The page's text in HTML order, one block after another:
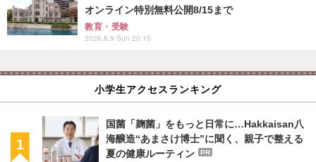
オンライン特別無料公開8/15まで
教育・受験
2026.8.9 Sun 20:15
小学生アクセスランキング
国菌「麹菌」をもっと日常に…Hakkaisan八
海醸造“あまさけ博士”に聞く、親子で整える
夏の健康ルーティン
PR